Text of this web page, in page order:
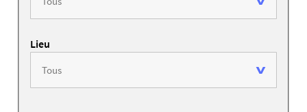
Lieu